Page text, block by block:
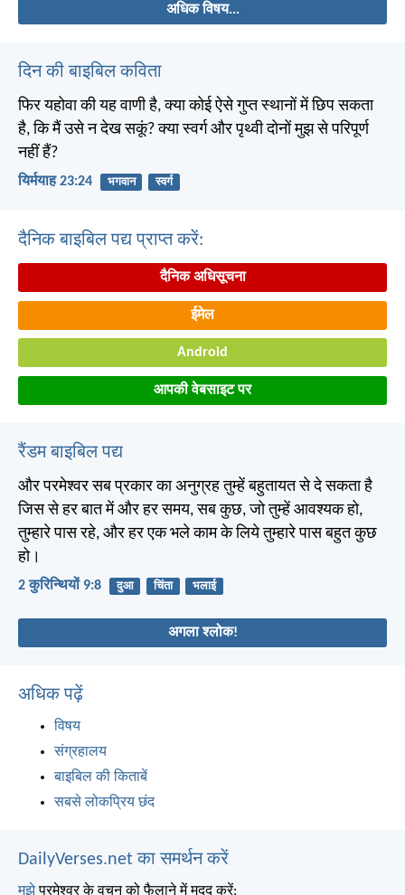
अधिक विषय...
दिन की बाइबिल कविता
फिर यहोवा की यह वाणी है, क्या कोई ऐसे गुप्त स्थानों में छिप सकता
है, कि मैं उसे न देख सकूं? क्या स्वर्ग और पृथ्वी दोनों मुझ से परिपूर्ण
नहीं हैं?
यिर्मयाह 23:24 भगवान स्वर्ग
दैनिक बाइबिल पद्य प्राप्त करें:
दैनिक अधिसूचना
ईमेल
Android
आपकी वेबसाइट पर
रैंडम बाइबिल पद्य
और परमेश्वर सब प्रकार का अनुग्रह तुम्हें बहुतायत से दे सकता है
जिस से हर बात में और हर समय, सब कुछ, जो तुम्हें आवश्यक हो,
तुम्हारे पास रहे, और हर एक भले काम के लिये तुम्हारे पास बहुत कुछ
हो।
2 कुरिन्थियों 9:8 दुआ चिंता भलाई
अगला श्लोक!
अधिक पढ़ें
विषय
संग्रहालय
बाइबिल की किताबें
सबसे लोकप्रिय छंद
DailyVerses.net का समर्थन करें
मुझेपरमेश्वर के वचन को फैलाने में मदद करें: